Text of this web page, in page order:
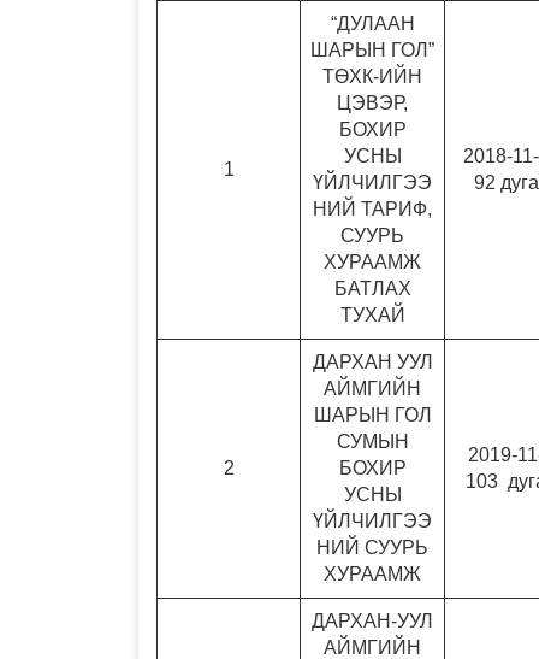
1
“ДУЛААН
ШАРЫН ГОЛ”
ТӨХК-ИЙН
ЦЭВЭР,
БОХИР
УСНЫ
ҮЙЛЧИЛГЭЭ
НИЙ ТАРИФ,
СУУРЬ
ХУРААМЖ
БАТЛАХ
ТУХАЙ
2018-
92
2
ДАРХАН УУЛ
АЙМГИЙН
ШАРЫН ГОЛ
СУМЫН
БОХИР
УСНЫ
ҮЙЛЧИЛГЭЭ
НИЙ СУУРЬ
ХУРААМЖ
2019-
103
ДАРХАН-УУЛ
АЙМГИЙН